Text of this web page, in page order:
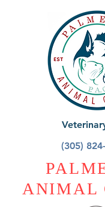
(305)
ANIMAL